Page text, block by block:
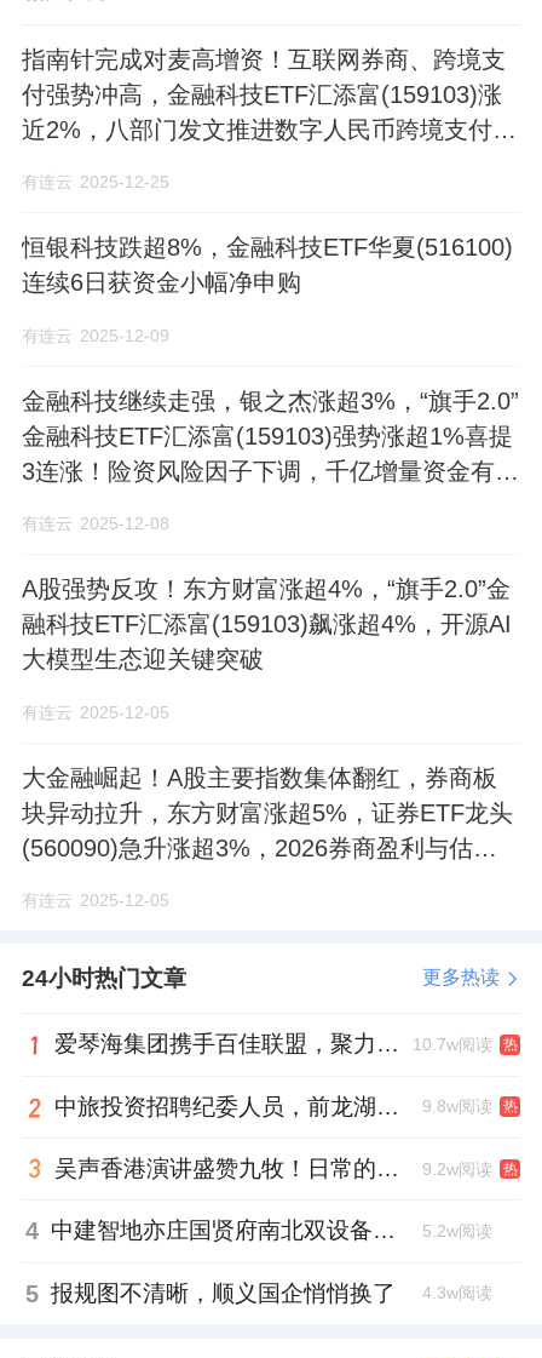
指南针完成对麦高增资！互联网券商、跨境支
付强势冲高，金融科技ETF汇添富(159103)涨
近2%，八部门发文推进数字人民币跨境支付试
有连云 2025-12-25
恒银科技跌超8%，金融科技ETF华夏(516100)
连续6日获资金小幅净申购
有连云 2025-12-09
金融科技继续走强，银之杰涨超3%，“旗手2.0”
金融科技ETF汇添富(159103)强势涨超1%喜提
3连涨！险资风险因子下调，千亿增量资金有望
有连云 2025-12-08
A股强势反攻！东方财富涨超4%，“旗手2.0”金
融科技ETF汇添富(159103)飙涨超4%，开源AI
大模型生态迎关键突破
有连云 2025-12-05
大金融崛起！A股主要指数集体翻红，券商板
块异动拉升，东方财富涨超5%，证券ETF龙头
(560090)急升涨超3%，2026券商盈利与估值
有连云 2025-12-05
24小时热门文章 更多热读
爱琴海集团携手百佳联盟，聚力共拓存量商业新赛道 10.7w阅读 热
中旅投资招聘纪委人员，前龙湖副总裁胡若翔掌舵 9.8w阅读 热
吴声香港演讲盛赞九牧！日常的小锚点变成科技突破点！ 9.2w阅读 热
4 中建智地亦庄国贤府南北双设备平台，得房率创区域新高 5.2w阅读
5 报规图不清晰，顺义国企悄悄换了 4.3w阅读